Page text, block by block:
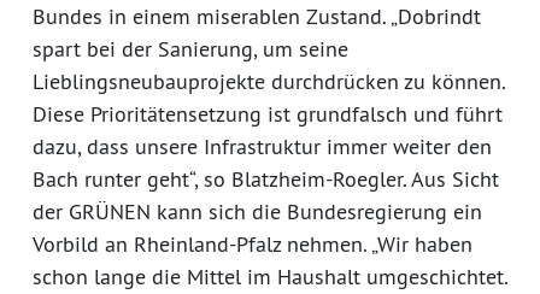
Bundes in einem miserablen Zustand. „Dobrindt
spart bei der Sanierung, um seine
Lieblingsneubauprojekte durchdrücken zu können.
Diese Prioritätensetzung ist grundfalsch und führt
dazu, dass unsere Infrastruktur immer weiter den
Bach runter geht“, so Blatzheim-Roegler. Aus Sicht
der GRÜNEN kann sich die Bundesregierung ein
Vorbild an Rheinland-Pfalz nehmen. „Wir haben
schon lange die Mittel im Haushalt umgeschichtet.